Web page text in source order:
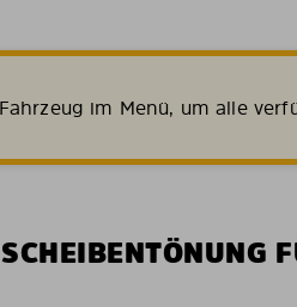
im Menü, um alle